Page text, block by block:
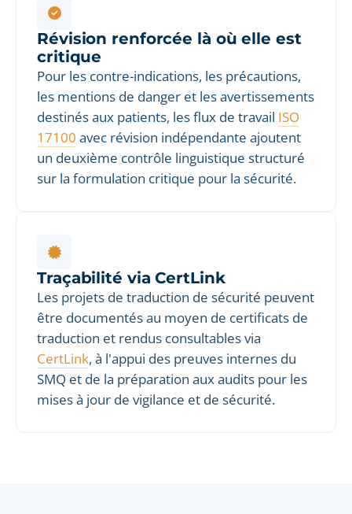
Révision renforcée là où elle est
critique
Pour les contre-indications, les précautions,
les mentions de danger et les avertissements
destinés aux patients, les flux de travail ISO
17100 avec révision indépendante ajoutent
un deuxième contrôle linguistique structuré
sur la formulation critique pour la sécurité.
Traçabilité via CertLink
Les projets de traduction de sécurité peuvent
être documentés au moyen de certificats de
traduction et rendus consultables via
CertLink, à l'appui des preuves internes du
SMQ et de la préparation aux audits pour les
mises à jour de vigilance et de sécurité.